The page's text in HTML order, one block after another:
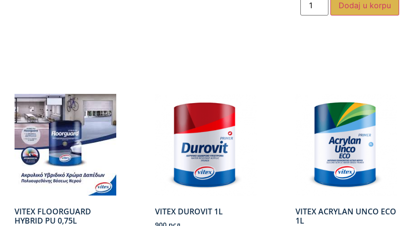
Dodaj u korpu
VITEX FLOORGUARD
HYBRID PU 0,75L
VITEX DUROVIT 1L
VITEX ACRYLAN UNCO ECO
1L